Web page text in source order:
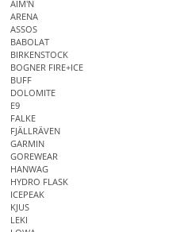
AIM'N
ARENA
ASSOS
BABOLAT
BIRKENSTOCK
BOGNER FIRE+ICE
BUFF
DOLOMITE
E9
FALKE
FJÄLLRÄVEN
GARMIN
GOREWEAR
HANWAG
HYDRO FLASK
ICEPEAK
KJUS
LEKI